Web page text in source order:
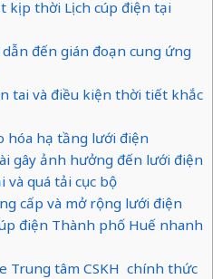
kịp thời Lịch cúp điện tại
đến gián đoạn cung ứng
tai và điều kiện thời tiết khắc
hóa hạ tầng lưới điện
gây ảnh hưởng đến lưới điện
quá tải cục bộ
cấp và mở rộng lưới điện
điện Thành phố Huế nhanh
Trung tâm CSKH chính thức